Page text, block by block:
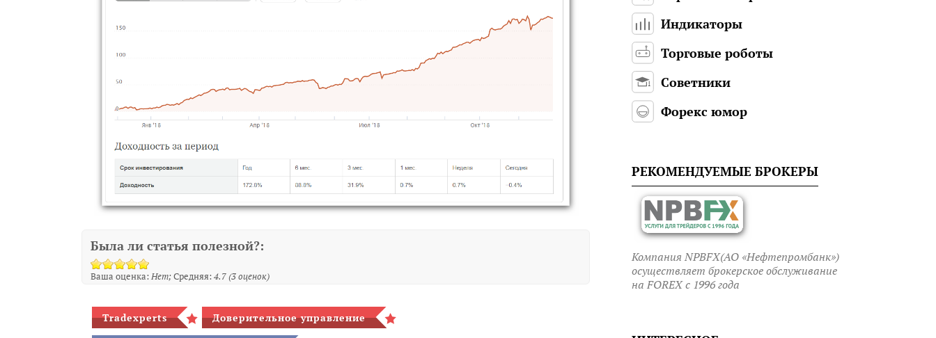
Была ли статья полезной?:
Ваша оценка:Нет Средняя:4.7(3оценок)
Tradexperts Доверительное управление
Индикаторы
Торговые роботы
Советники
Форекс юмор
РЕКОМЕНДУЕМЫЕ БРОКЕРЫ
Компания NPBFX(АО «Нефтепромбанк»)
осуществляет брокерское обслуживание
на FOREX c 1996 года